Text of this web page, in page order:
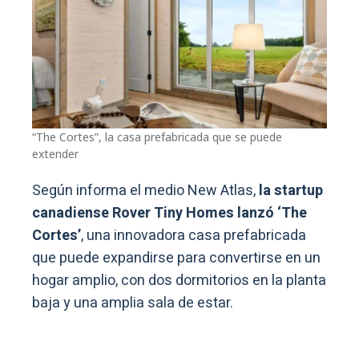
“The Cortes”, la casa prefabricada que se puede
extender
Según informa el medio New Atlas,la startup
canadiense Rover Tiny Homes lanzó ‘The
Cortes’, una innovadora casa prefabricada
que puede expandirse para convertirse en un
hogar amplio, con dos dormitorios en la planta
baja y una amplia sala de estar.